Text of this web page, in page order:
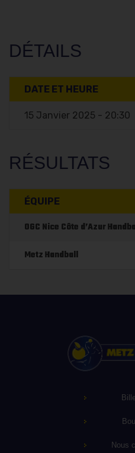
DÉTAILS
DATE ET HEURE
15 Janvier 2025 - 20:30
RÉSULTATS
ÉQUIPE
OGC Nice Côte d’Azur
Metz Handball
Nous